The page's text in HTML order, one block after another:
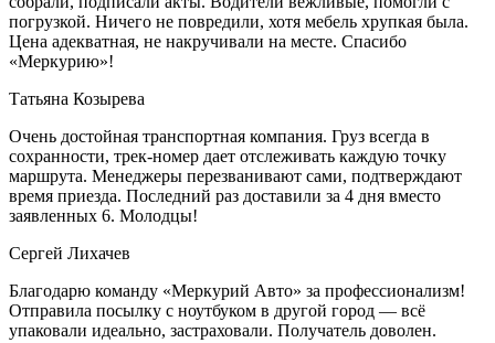
погрузкой. Ничего не повредили, хотя мебель хрупкая была.
Цена адекватная, не накручивали на месте. Спасибо
«Меркурию»!
Татьяна Козырева
Очень достойная транспортная компания. Груз всегда в
сохранности, трек-номер дает отслеживать каждую точку
маршрута. Менеджеры перезванивают сами, подтверждают
время приезда. Последний раз доставили за 4 дня вместо
заявленных 6. Молодцы!
Сергей Лихачев
Благодарю команду «Меркурий Авто» за профессионализм!
Отправила посылку с ноутбуком в другой город — всё
упаковали идеально, застраховали. Получатель доволен.